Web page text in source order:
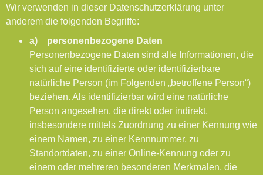
Wir verwenden in dieser Datenschutzerklärung unter
anderem die folgenden Begriffe:
a) personenbezogene Daten
Personenbezogene Daten sind alle Informationen, die
sich auf eine identifizierte oder identifizierbare
natürliche Person (im Folgenden „betroffene Person“)
beziehen. Als identifizierbar wird eine natürliche
Person angesehen, die direkt oder indirekt,
insbesondere mittels Zuordnung zu einer Kennung wie
einem Namen, zu einer Kennnummer, zu
Standortdaten, zu einer Online-Kennung oder zu
einem oder mehreren besonderen Merkmalen, die